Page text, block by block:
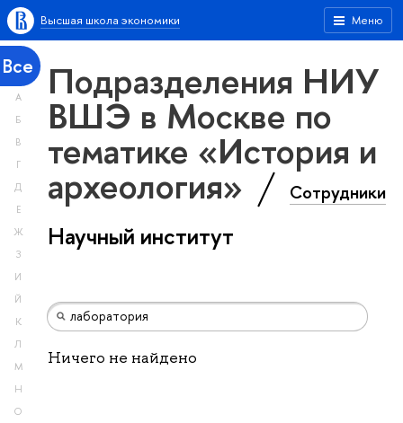
Меню
Высшая школа экономики
Все
А
Б
В
Г
Д
Е
Ж
З
И
Й
К
Л
М
Н
О
Подразделения НИУ
ВШЭ в Москве по
тематике «История и
археология» Сотрудники
Научный институт
Ничего не найдено